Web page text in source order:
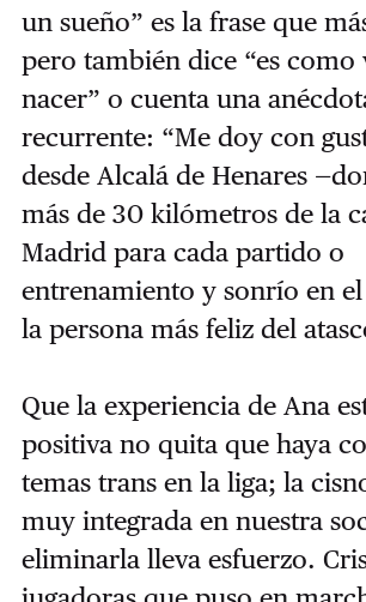
un sueño” es la frase que
pero también dice “es como
nacer” o cuenta una
recurrente: “Me doy con
desde Alcalá de Henares
más de 30 kilómetros de la
Madrid para cada partido o
entrenamiento y sonrío en el
la persona más feliz del
Que la experiencia de Ana
positiva no quita que haya
temas trans en la liga; la
muy integrada en nuestra
eliminarla lleva esfuerzo.